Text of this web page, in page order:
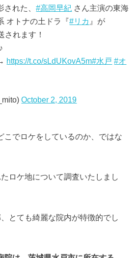
された、#高岡早紀 さん主演の東海
オトナの土ドラ『#リカ 』が
されます！
https://t.co/sLdUKovA5m#水戸 #オ
October 2, 2019
こでロケをしているのか、ではな
ロケ地について調査いたしまし
とても綺麗な院内が特徴的でし